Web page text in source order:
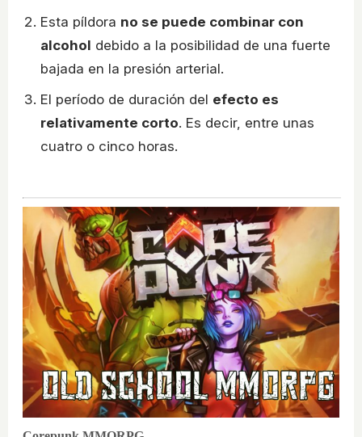
Esta píldora no se puede combinar con
alcohol debido a la posibilidad de una fuerte
bajada en la presión arterial.
El período de duración del efecto es
relativamente corto. Es decir, entre unas
cuatro o cinco horas.